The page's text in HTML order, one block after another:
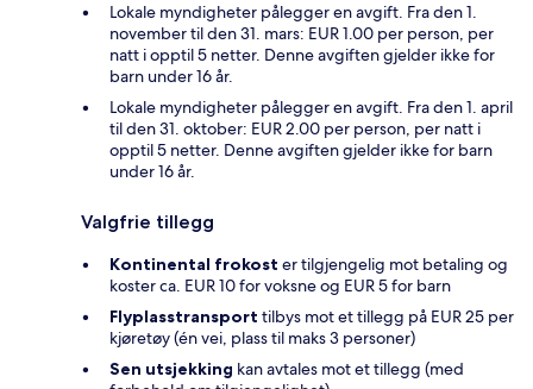
Lokale myndigheter pålegger en avgift. Fra den 1.
november til den 31. mars: EUR 1.00 per person, per
natt i opptil 5 netter. Denne avgiften gjelder ikke for
barn under 16 år.
Lokale myndigheter pålegger en avgift. Fra den 1. april
til den 31. oktober: EUR 2.00 per person, per natt i
opptil 5 netter. Denne avgiften gjelder ikke for barn
under 16 år.
Valgfrie tillegg
Kontinental frokost er tilgjengelig mot betaling og
koster ca. EUR 10 for voksne og EUR 5 for barn
Flyplasstransport tilbys mot et tillegg på EUR 25 per
kjøretøy (én vei, plass til maks 3 personer)
Sen utsjekking kan avtales mot et tillegg (med